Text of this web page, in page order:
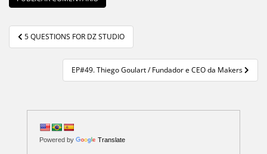
Navegação de Post
5 QUESTIONS FOR DZ STUDIO
EP#49. Thiego Goulart / Fundador e CEO da Makers
Powered by Translate